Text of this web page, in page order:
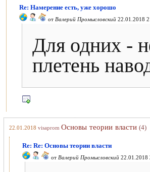
Re: Намерение есть, уже хорошо
от Валерий Промысловский 22.01.2018
Для одних -
плетень
22.01.2018 visaprom Основы теории власти (4)
Re: Re: Основы теории власти
от Валерий Промысловский 22.01.2018